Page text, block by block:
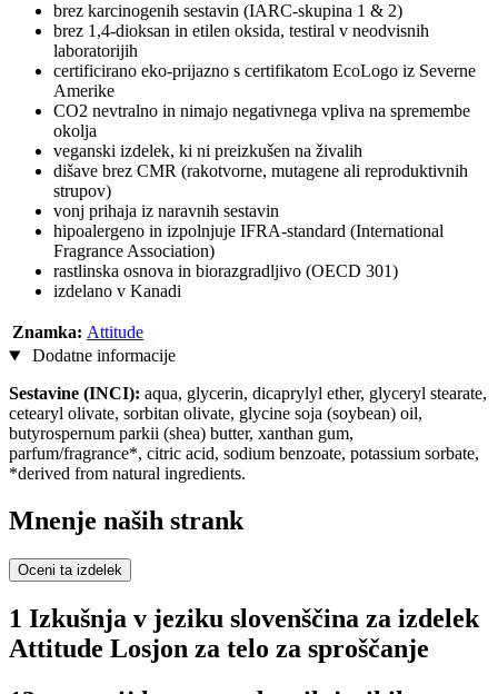
brez karcinogenih sestavin (IARC-skupina 1 & 2)
brez 1,4-dioksan in etilen oksida, testiral v neodvisnih
laboratorijih
certificirano eko-prijazno s certifikatom EcoLogo iz Severne
Amerike
CO2 nevtralno in nimajo negativnega vpliva na spremembe
okolja
veganski izdelek, ki ni preizkušen na živalih
dišave brez CMR (rakotvorne, mutagene ali reproduktivnih
strupov)
vonj prihaja iz naravnih sestavin
hipoalergeno in izpolnjuje IFRA-standard (International
Fragrance Association)
rastlinska osnova in biorazgradljivo (OECD 301)
izdelano v Kanadi
Znamka: Attitude
Dodatne informacije
Sestavine (INCI): aqua, glycerin, dicaprylyl ether, glyceryl stearate,
cetearyl olivate, sorbitan olivate, glycine soja (soybean) oil,
butyrospernum parkii (shea) butter, xanthan gum,
parfum/fragrance*, citric acid, sodium benzoate, potassium sorbate,
*derived from natural ingredients.
Mnenje naših strank
Oceni ta izdelek
1 Izkušnja v jeziku slovenščina za izdelek
Attitude Losjon za telo za sproščanje